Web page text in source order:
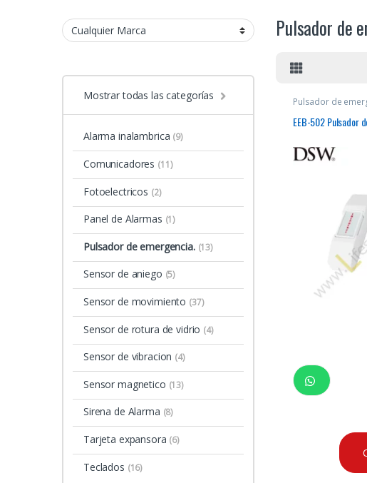
Pulsador de
Pulsador de
EEB-502 Pulsador
Mostrar todas las categorías
Alarma inalambrica (9)
Comunicadores (11)
Fotoelectricos (2)
Panel de Alarmas (1)
Pulsador de emergencia. (13)
Sensor de aniego (5)
Sensor de movimiento (37)
Sensor de rotura de vidrio (4)
Sensor de vibracion (4)
Sensor magnetico (13)
Sirena de Alarma (8)
Tarjeta expansora (6)
Teclados (16)